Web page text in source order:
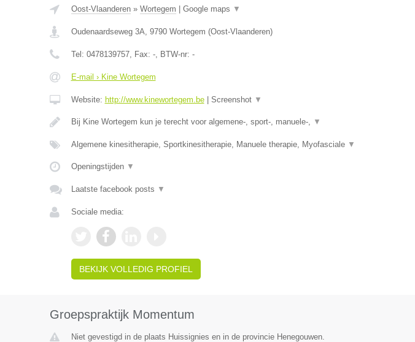
Oost-Vlaanderen» Wortegem Google maps ▼
Oudenaardseweg 3A, 9790 Wortegem (Oost-Vlaanderen)
Tel: 0478139757, Fax: -, BTW-nr: -
E-mail › Kine Wortegem
Website: http://www.kinewortegem.be| Screenshot ▼
Bij Kine Wortegem kun je terecht voor algemene-, sport-, manuele-, ▼
Algemene kinesitherapie, Sportkinesitherapie, Manuele therapie, Myofasciale ▼
Openingstijden ▼
Laatste facebook posts ▼
Sociale media:
BEKIJK VOLLEDIG PROFIEL
Groepspraktijk Momentum
Niet gevestigd in de plaats Huissignies en in de provincie Henegouwen.